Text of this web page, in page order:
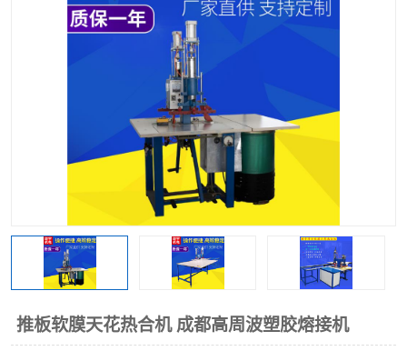
推板软膜天花热合机 成都高周波塑胶熔接机
泡壳包装封口机 海绵产品成型机